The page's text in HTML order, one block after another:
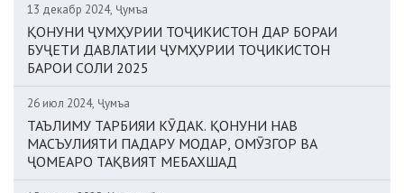
13 декабр 2024, Ҷумъа
ҚОНУНИ ҶУМҲУРИИ ТОҶИКИСТОН ДАР БОРАИ
БУҶЕТИ ДАВЛАТИИ ҶУМҲУРИИ ТОҶИКИСТОН
БАРОИ СОЛИ 2025
26 июл 2024, Ҷумъа
ТАЪЛИМУ ТАРБИЯИ КӮДАК. ҚОНУНИ НАВ
МАСЪУЛИЯТИ ПАДАРУ МОДАР, ОМӮЗГОР ВА
ҶОМЕАРО ТАҚВИЯТ МЕБАХШАД